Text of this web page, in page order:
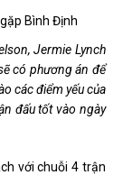
Bình Định
Jermie Lynch
có phương án để
các điểm yếu của
đấu tốt vào ngày
với chuỗi 4 trận